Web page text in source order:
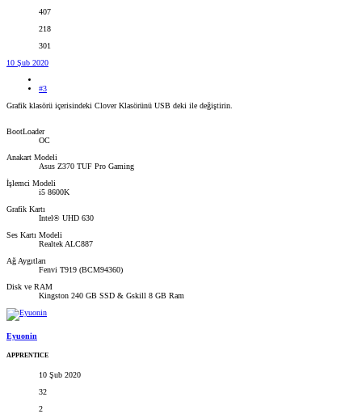
407
218
301
10 Şub 2020
#3
Grafik klasörü içerisindeki Clover Klasörünü USB deki ile değiştirin.
BootLoader
OC
Anakart Modeli
Asus Z370 TUF Pro Gaming
İşlemci Modeli
i5 8600K
Grafik Kartı
Intel® UHD 630
Ses Kartı Modeli
Realtek ALC887
Ağ Aygıtları
Fenvi T919 (BCM94360)
Disk ve RAM
Kingston 240 GB SSD & Gskill 8 GB Ram
Eyuonin
APPRENTICE
10 Şub 2020
32
2